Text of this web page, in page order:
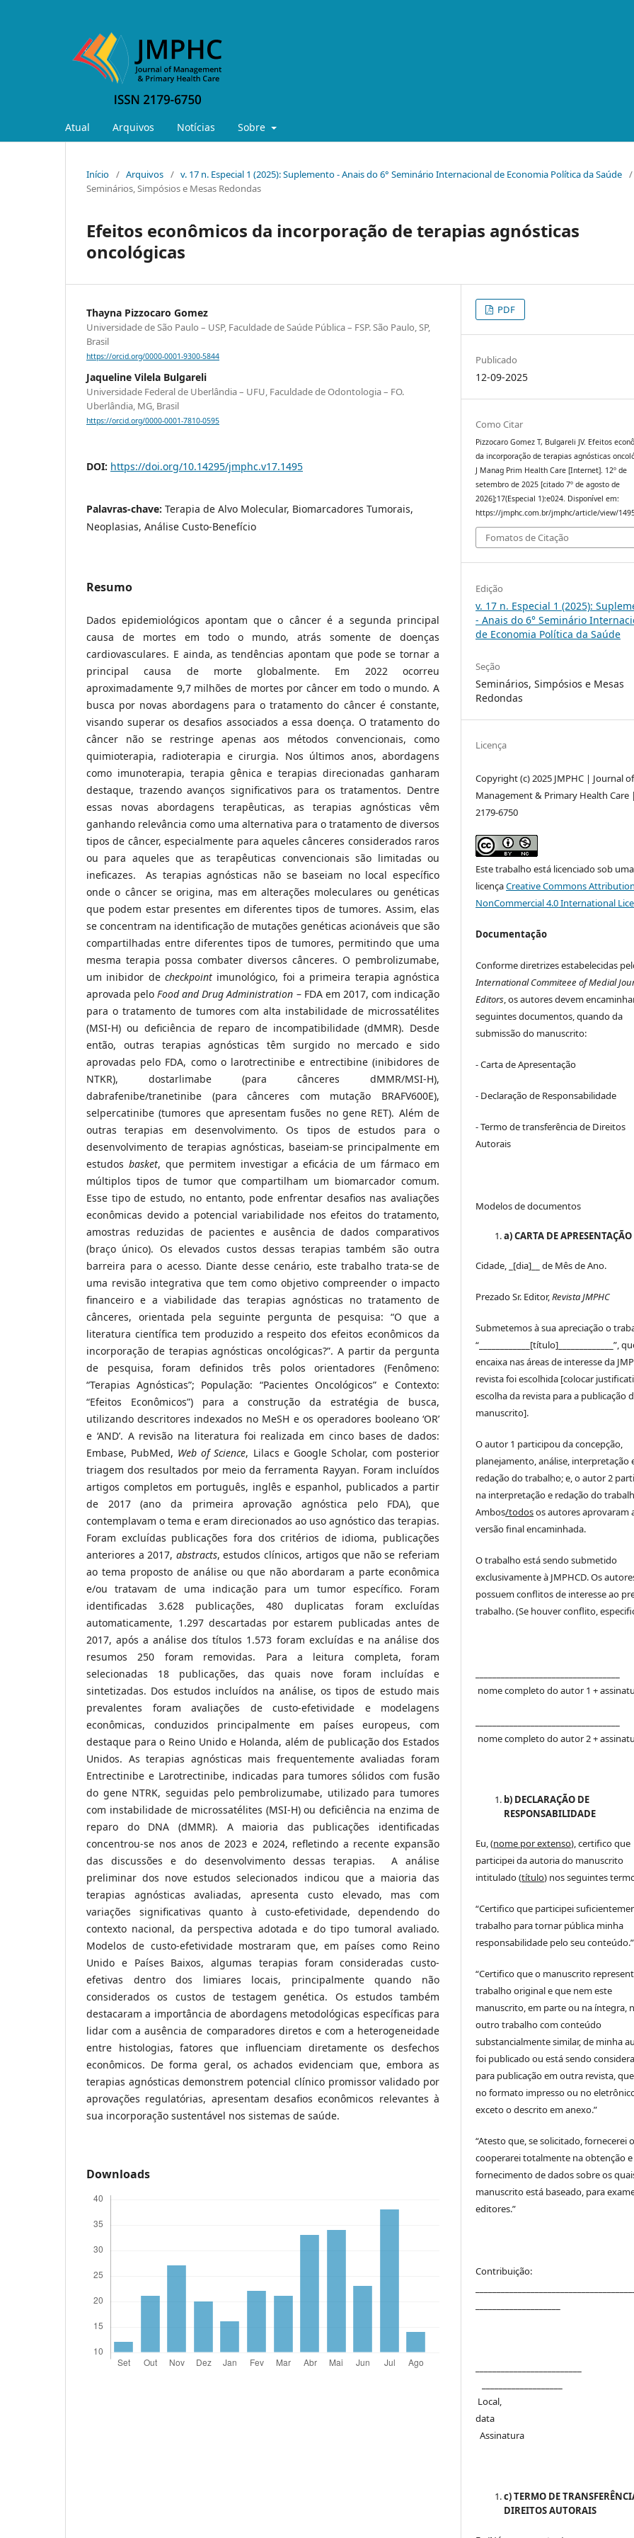
Atual Arquivos Notícias Sobre
Início / Arquivos / v. 17 n. Especial 1 (2025): Suplemento - Anais do 6° Seminário Internacional de Economia Política da Saúde /
Seminários, Simpósios e Mesas Redondas
Efeitos econômicos da incorporação de terapias agnósticas
oncológicas
Thayna Pizzocaro Gomez
Universidade de São Paulo – USP, Faculdade de Saúde Pública – FSP. São Paulo, SP,
Brasil
https://orcid.org/0000-0001-9300-5844
Jaqueline Vilela Bulgareli
Universidade Federal de Uberlândia – UFU, Faculdade de Odontologia – FO.
Uberlândia, MG, Brasil
https://orcid.org/0000-0001-7810-0595
DOI: https://doi.org/10.14295/jmphc.v17.1495
Palavras-chave: Terapia de Alvo Molecular, Biomarcadores Tumorais,
Neoplasias, Análise Custo-Benefício
Resumo
Dados epidemiológicos apontam que o câncer é a segunda principal
causa de mortes em todo o mundo, atrás somente de doenças
cardiovasculares. E ainda, as tendências apontam que pode se tornar a
principal causa de morte globalmente. Em 2022 ocorreu
aproximadamente 9,7 milhões de mortes por câncer em todo o mundo. A
busca por novas abordagens para o tratamento do câncer é constante,
visando superar os desafios associados a essa doença. O tratamento do
câncer não se restringe apenas aos métodos convencionais, como
quimioterapia, radioterapia e cirurgia. Nos últimos anos, abordagens
como imunoterapia, terapia gênica e terapias direcionadas ganharam
destaque, trazendo avanços significativos para os tratamentos. Dentre
essas novas abordagens terapêuticas, as terapias agnósticas vêm
ganhando relevância como uma alternativa para o tratamento de diversos
tipos de câncer, especialmente para aqueles cânceres considerados raros
ou para aqueles que as terapêuticas convencionais são limitadas ou
ineficazes.
As terapias agnósticas não se baseiam no local específico
onde o câncer se origina, mas em alterações moleculares ou genéticas
que podem estar presentes em diferentes tipos de tumores. Assim, elas
se concentram na identificação de mutações genéticas acionáveis que são
compartilhadas entre diferentes tipos de tumores, permitindo que uma
mesma terapia possa combater diversos cânceres. O pembrolizumabe,
um inibidor de checkpoint imunológico, foi a primeira terapia agnóstica
aprovada peloFood and Drug Administration – FDA em 2017, com indicação
para o tratamento de tumores com alta instabilidade de microssatélites
(MSI-H) ou deficiência de reparo de incompatibilidade (dMMR). Desde
então, outras terapias agnósticas têm surgido no mercado e sido
aprovadas pelo FDA, como o larotrectinibe e entrectibine (inibidores de
NTKR), dostarlimabe (para cânceres dMMR/MSI-H),
dabrafenibe/tranetinibe (para cânceres com mutação BRAFV600E),
selpercatinibe (tumores que apresentam fusões no gene RET). Além de
outras terapias em desenvolvimento. Os tipos de estudos para o
desenvolvimento de terapias agnósticas, baseiam-se principalmente em
estudos basket, que permitem investigar a eficácia de um fármaco em
múltiplos tipos de tumor que compartilham um biomarcador comum.
Esse tipo de estudo, no entanto, pode enfrentar desafios nas avaliações
econômicas devido a potencial variabilidade nos efeitos do tratamento,
amostras reduzidas de pacientes e ausência de dados comparativos
(braço único). Os elevados custos dessas terapias também são outra
barreira para o acesso. Diante desse cenário, este trabalho trata-se de
uma revisão integrativa que tem como objetivo compreender o impacto
financeiro e a viabilidade das terapias agnósticas no tratamento de
cânceres, orientada pela seguinte pergunta de pesquisa: “O que a
literatura científica tem produzido a respeito dos efeitos econômicos da
incorporação de terapias agnósticas oncológicas?”. A partir da pergunta
de pesquisa, foram definidos três polos orientadores (Fenômeno:
“Terapias Agnósticas”; População: “Pacientes Oncológicos” e Contexto:
“Efeitos Econômicos”) para a construção da estratégia de busca,
utilizando descritores indexados no MeSH e os operadores booleano ‘OR’
e ‘AND’. A revisão na literatura foi realizada em cinco bases de dados:
Embase, PubMed, Web of Science, Lilacs e Google Scholar, com posterior
triagem dos resultados por meio da ferramenta Rayyan. Foram incluídos
artigos completos em português, inglês e espanhol, publicados a partir
de 2017 (ano da primeira aprovação agnóstica pelo FDA), que
contemplavam o tema e eram direcionados ao uso agnóstico das terapias.
Foram excluídas publicações fora dos critérios de idioma, publicações
anteriores a 2017, abstracts, estudos clínicos, artigos que não se referiam
ao tema proposto de análise ou que não abordaram a parte econômica
e/ou tratavam de uma indicação para um tumor específico. Foram
identificadas 3.628 publicações, 480 duplicatas foram excluídas
automaticamente, 1.297 descartadas por estarem publicadas antes de
2017, após a análise dos títulos 1.573 foram excluídas e na análise dos
resumos 250 foram removidas. Para a leitura completa, foram
selecionadas 18 publicações, das quais nove foram incluídas e
sintetizadas. Dos estudos incluídos na análise, os tipos de estudo mais
prevalentes foram avaliações de custo-efetividade e modelagens
econômicas, conduzidos principalmente em países europeus, com
destaque para o Reino Unido e Holanda, além de publicação dos Estados
Unidos. As terapias agnósticas mais frequentemente avaliadas foram
Entrectinibe e Larotrectinibe, indicadas para tumores sólidos com fusão
do gene NTRK, seguidas pelo pembrolizumabe, utilizado para tumores
com instabilidade de microssatélites (MSI-H) ou deficiência na enzima de
reparo do DNA (dMMR). A maioria das publicações identificadas
concentrou-se nos anos de 2023 e 2024, refletindo a recente expansão
das discussões e do desenvolvimento dessas terapias. A análise
preliminar dos nove estudos selecionados indicou que a maioria das
terapias agnósticas avaliadas, apresenta custo elevado, mas com
variações significativas quanto à custo-efetividade, dependendo do
contexto nacional, da perspectiva adotada e do tipo tumoral avaliado.
Modelos de custo-efetividade mostraram que, em países como Reino
Unido e Países Baixos, algumas terapias foram consideradas custo-
efetivas dentro dos limiares locais, principalmente quando não
considerados os custos de testagem genética. Os estudos também
destacaram a importância de abordagens metodológicas específicas para
lidar com a ausência de comparadores diretos e com a heterogeneidade
entre histologias, fatores que influenciam diretamente os desfechos
econômicos. De forma geral, os achados evidenciam que, embora as
terapias agnósticas demonstrem potencial clínico promissor validado por
aprovações regulatórias, apresentam desafios econômicos relevantes à
sua incorporação sustentável nos sistemas de saúde.
Downloads
PDF
Publicado
12-09-2025
Como Citar
Pizzocaro Gomez T, Bulgareli JV. Efeitos
da incorporação de terapias agnósticas
J Manag Prim Health Care [Internet]. 12º de
setembro de 2025 [citado 7º de agosto de
2026];17(Especial 1):e024. Disponível em:
https://jmphc.com.br/jmphc/article/view/
Fomatos de Citação
Edição
v. 17 n. Especial 1 (2025):
- Anais do 6° Seminário
de Economia Política da Saúde
Seção
Seminários, Simpósios e Mesas
Redondas
Licença
Copyright (c) 2025 JMPHC | Journal of
Management & Primary Health Care
2179-6750
Este trabalho está licenciado sob uma
licençaCreative Commons
NonCommercial 4.0 International
Documentação
Conforme diretrizes estabelecidas
International Commiteee of Medial
Editors, os autores devem
seguintes documentos, quando da
submissão do manuscrito:
- Carta de Apresentação
- Declaração de Responsabilidade
- Termo de transferência de Direitos
Autorais
Modelos de documentos
a) CARTA DE APRESENTAÇÃO
Cidade, _[dia]__ de Mês de Ano.
Prezado Sr. Editor,Revista JMPHC
Submetemos à sua apreciação o
“____________[título]_____________”,
encaixa nas áreas de interesse da
revista foi escolhida [colocar
escolha da revista para a publicação
manuscrito].
O autor 1 participou da concepção,
planejamento, análise, interpretação
redação do trabalho; e, o autor 2
na interpretação e redação do
Ambos/todosos autores aprovaram
versão final encaminhada.
O trabalho está sendo submetido
exclusivamente à JMPHCD. Os
possuem conflitos de interesse ao
trabalho. (Se houver conflito,
nome completo do autor 1 +
nome completo do autor 2 +
b) DECLARAÇÃO DE
RESPONSABILIDADE
Eu, (nome por extenso), certifico que
participei da autoria do manuscrito
intitulado (título) nos seguintes
“Certifico que participei
trabalho para tornar pública minha
responsabilidade pelo seu conteúdo.”
“Certifico que o manuscrito
trabalho original e que nem este
manuscrito, em parte ou na íntegra,
outro trabalho com conteúdo
substancialmente similar, de minha
foi publicado ou está sendo
para publicação em outra revista,
no formato impresso ou no
exceto o descrito em anexo.”
“Atesto que, se solicitado, fornecerei
cooperarei totalmente na obtenção e
fornecimento de dados sobre os
manuscrito está baseado, para
editores.”
Contribuição:
Local,
Assinatura
c) TERMO DE
DIREITOS AUTORAIS